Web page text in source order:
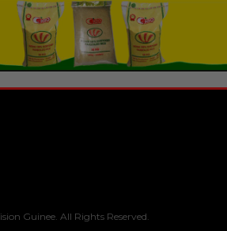
Guinee. All Rights Reserved.